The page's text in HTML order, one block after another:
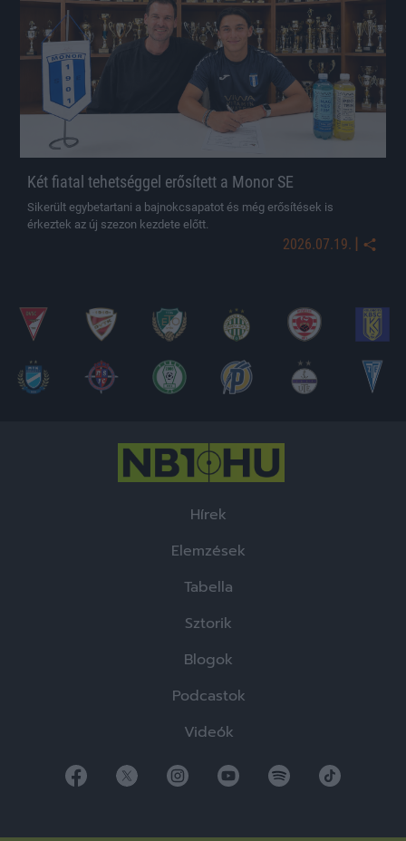
Két fiatal tehetséggel erősített a Monor SE
Sikerült egybetartani a bajnokcsapatot és még erősítések is
érkeztek az új szezon kezdete előtt.
2026.07.19. |
Hírek
Elemzések
Tabella
Sztorik
Blogok
Podcastok
Videók